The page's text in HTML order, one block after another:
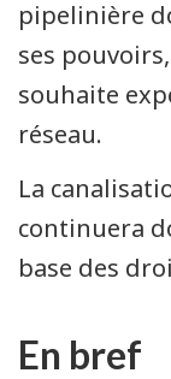
pipelinière
ses
souhaite
réseau.
La
continuera
base des
En bref